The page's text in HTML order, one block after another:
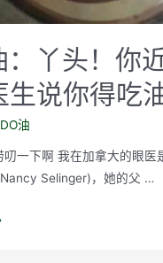
：丫头！你
说你得吃油
油
叨一下啊 我在加拿大的眼医
Selinger)，她的父 …